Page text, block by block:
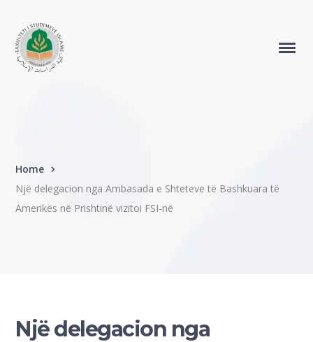
Home
Një delegacion nga Ambasada e Shteteve të Bashkuara të
Amerikës në Prishtinë vizitoi FSI-në
Një delegacion nga